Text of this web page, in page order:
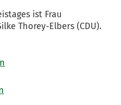
ist Frau
Thorey-Elbers (CDU).